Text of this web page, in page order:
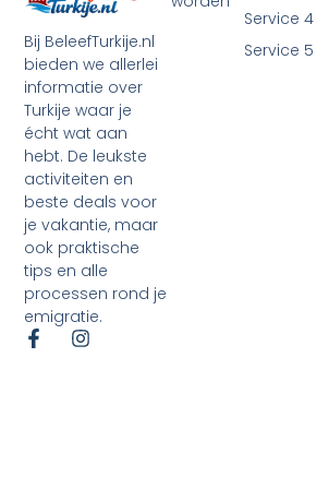
Bij BeleefTurkije.nl
bieden we allerlei
informatie over
Turkije waar je
écht wat aan
hebt. De leukste
activiteiten en
beste deals voor
je vakantie, maar
ook praktische
tips en alle
processen rond je
emigratie.
Service 4
Service 5